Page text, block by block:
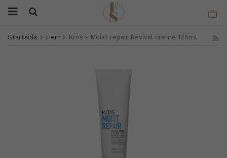
Startsida Herr Kms - Moist repair Revival creme 125ml